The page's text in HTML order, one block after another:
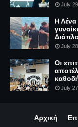
July
Η
July
Οι
July
Αρχική